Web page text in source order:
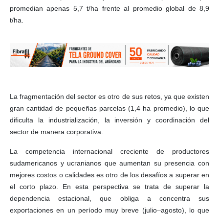
promedian apenas 5,7 t/ha frente al promedio global de 8,9
t/ha.
La fragmentación del sector es otro de sus retos, ya que existen
gran cantidad de pequeñas parcelas (1,4 ha promedio), lo que
dificulta la industrialización, la inversión y coordinación del
sector de manera corporativa.
La competencia internacional creciente de productores
sudamericanos y ucranianos que aumentan su presencia con
mejores costos o calidades es otro de los desafíos a superar en
el corto plazo. En esta perspectiva se trata de superar la
dependencia estacional, que obliga a concentra sus
exportaciones en un período muy breve (julio–agosto), lo que